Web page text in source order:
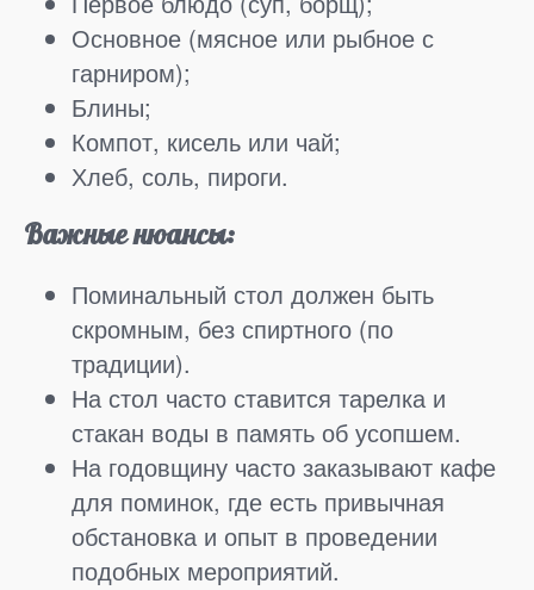
Основное (мясное или рыбное с
гарниром);
Блины;
Компот, кисель или чай;
Хлеб, соль, пироги.
Важные нюансы:
Поминальный стол должен быть
скромным, без спиртного (по
традиции).
На стол часто ставится тарелка и
стакан воды в память об усопшем.
На годовщину часто заказывают кафе
для поминок, где есть привычная
обстановка и опыт в проведении
подобных мероприятий.